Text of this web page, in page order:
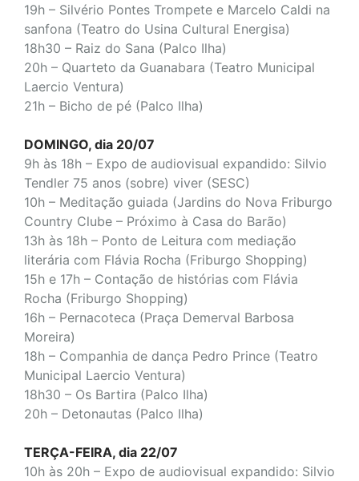
19h – Silvério Pontes Trompete e Marcelo Caldi na
sanfona (Teatro do Usina Cultural Energisa)
18h30 – Raiz do Sana (Palco Ilha)
20h – Quarteto da Guanabara (Teatro Municipal
Laercio Ventura)
21h – Bicho de pé (Palco Ilha)
DOMINGO, dia 20/07
9h às 18h – Expo de audiovisual expandido: Silvio
Tendler 75 anos (sobre) viver (SESC)
10h – Meditação guiada (Jardins do Nova Friburgo
Country Clube – Próximo à Casa do Barão)
13h às 18h – Ponto de Leitura com mediação
literária com Flávia Rocha (Friburgo Shopping)
15h e 17h – Contação de histórias com Flávia
Rocha (Friburgo Shopping)
16h – Pernacoteca (Praça Demerval Barbosa
Moreira)
18h – Companhia de dança Pedro Prince (Teatro
Municipal Laercio Ventura)
18h30 – Os Bartira (Palco Ilha)
20h – Detonautas (Palco Ilha)
TERÇA-FEIRA, dia 22/07
10h às 20h – Expo de audiovisual expandido: Silvio